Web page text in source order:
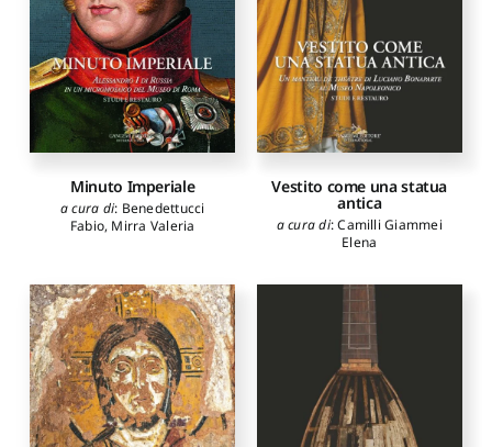
Minuto Imperiale
a cura di: Benedettucci
Fabio, Mirra Valeria
Vestito come una statua
antica
a cura di:Camilli Giammei
Elena